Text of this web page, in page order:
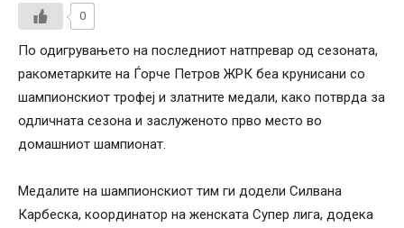
0
По одигрувањето на последниот натпревар од сезоната,
ракометарките на Ѓорче Петров ЖРК беа крунисани со
шампионскиот трофеј и златните медали, како потврда за
одличната сезона и заслуженото прво место во
домашниот шампионат.
Медалите на шампионскиот тим ги додели Силвана
Карбеска, координатор на женската Супер лига, додека